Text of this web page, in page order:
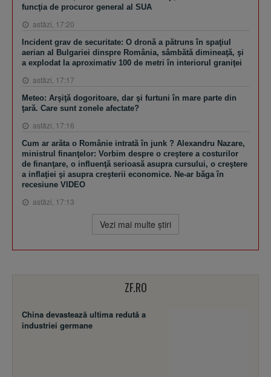
funcţia de procuror general al SUA
astăzi, 17:20
Incident grav de securitate: O dronă a pătruns în spaţiul
aerian al Bulgariei dinspre România, sâmbătă dimineaţă, şi
a explodat la aproximativ 100 de metri în interiorul graniţei
astăzi, 17:17
Meteo: Arşiţă dogoritoare, dar şi furtuni în mare parte din
ţară. Care sunt zonele afectate?
astăzi, 17:16
Cum ar arăta o Românie intrată în junk ? Alexandru Nazare,
ministrul finanţelor: Vorbim despre o creştere a costurilor
de finanţare, o influenţă serioasă asupra cursului, o creştere
a inflaţiei şi asupra creşterii economice. Ne-ar băga în
recesiune VIDEO
astăzi, 17:13
Vezi mai multe ştiri
ZF.RO
China devastează ultima redută a
industriei germane